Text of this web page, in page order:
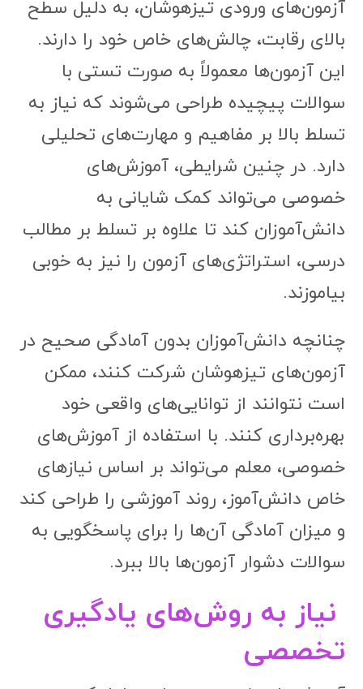
آزمون‌های ورودی تیزهوشان، به دلیل سطح
بالای رقابت، چالش‌های خاص خود را دارند.
این آزمون‌ها معمولاً به صورت تستی با
سوالات پیچیده طراحی می‌شوند که نیاز به
تسلط بالا بر مفاهیم و مهارت‌های تحلیلی
دارد. در چنین شرایطی، آموزش‌های
خصوصی می‌تواند کمک شایانی به
دانش‌آموزان کند تا علاوه بر تسلط بر مطالب
درسی، استراتژی‌های آزمون را نیز به خوبی
بیاموزند.
چنانچه دانش‌آموزان بدون آمادگی صحیح در
آزمون‌های تیزهوشان شرکت کنند، ممکن
است نتوانند از توانایی‌های واقعی خود
بهره‌برداری کنند. با استفاده از آموزش‌های
خصوصی، معلم می‌تواند بر اساس نیازهای
خاص دانش‌آموز، روند آموزشی را طراحی کند
و میزان آمادگی آن‌ها را برای پاسخگویی به
سوالات دشوار آزمون‌ها بالا ببرد.
نیاز به روش‌های یادگیری
تخصصی